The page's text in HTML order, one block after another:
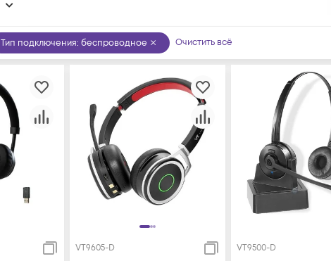
Тип подключения: беспроводное Очистить всё
VT9605-D VT9500-D